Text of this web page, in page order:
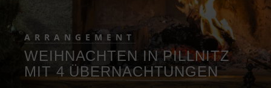
ARRANGEMENT
WEIHNACHTEN IN PILLNITZ
MIT 4 ÜBERNACHTUNGEN